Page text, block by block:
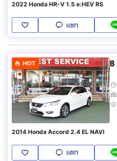
2022 Honda HR-V 1.5 e:HEV RS
แชท
HOT ฿
2014 Honda Accord 2.4 EL NAVI
แชท